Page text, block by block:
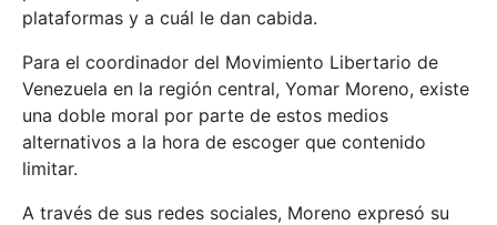
plataformas y a cuál le dan cabida.
Para el coordinador del Movimiento Libertario de
Venezuela en la región central, Yomar Moreno, existe
una doble moral por parte de estos medios
alternativos a la hora de escoger que contenido
limitar.
A través de sus redes sociales, Moreno expresó su